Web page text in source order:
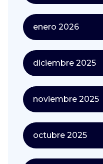
enero 2026
diciembre 2025
noviembre 2025
octubre 2025